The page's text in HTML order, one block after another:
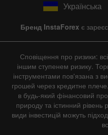
Українська
Бренд InstaForex є
Сповіщення про ризики: всі
іншим ступенем ризику.
інструментами пов'язана з
грошей через кредитне
в будь-який фінансовий
природу та істинний
види інвестицій можуть